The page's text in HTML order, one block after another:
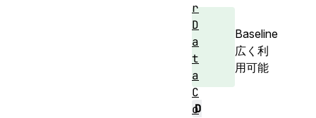
Baseline
広く利
用可能
D
r
D
a
t
a
C
o